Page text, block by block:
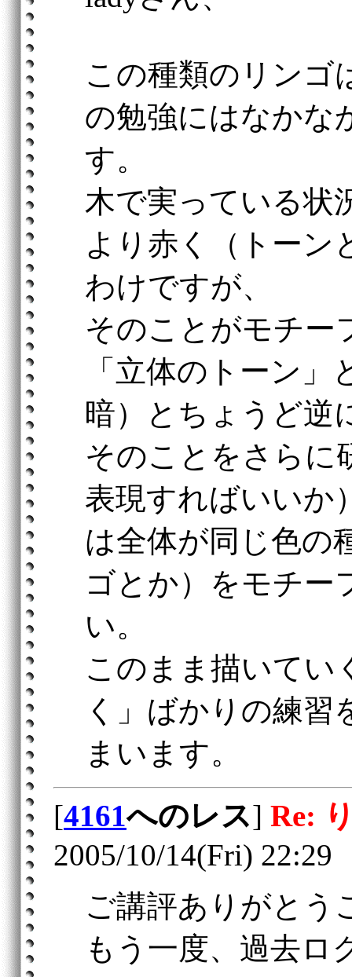
この種類のリンゴ
の勉強にはなかな
す。
木で実っている状
より赤く（トーン
わけですが、
そのことがモチー
「立体のトーン
暗）とちょうど逆
そのことをさらに
表現すればいいか
は全体が同じ色の
ゴとか）をモチー
い。
このまま描いてい
く」ばかりの練習
まいます。
[4161へのレス] Re:
2005/10/14(Fri) 22:29
ご講評ありがとう
もう一度、過去ロ